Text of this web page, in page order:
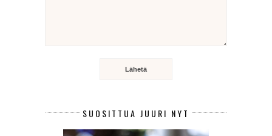
SUOSITTUA JUURI NYT